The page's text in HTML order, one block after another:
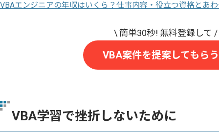
VBAエンジニアの年収はいくら？仕事内容・役立つ資格とあ
VBA案件を提案してもらう
VBA学習で挫折しないために